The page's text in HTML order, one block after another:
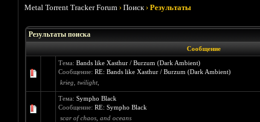
Metal Torrent Tracker Forum ›Поиск ›Результаты
Результаты поиска
Сообщение
Тема: Bands like Xasthur / Burzum (Dark Ambient)
Сообщение: RE: Bands like Xasthur / Burzum (Dark Ambient)
krieg, twilight,
Тема: Sympho Black
Сообщение: RE: Sympho Black
scar of chaos, and oceans